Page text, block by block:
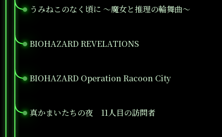
うみねこのなく頃に ～魔女と推理の輪舞曲～
●
BIOHAZARD REVELATIONS
●
BIOHAZARD Operation Racoon City
●
真かまいたちの夜 11人目の訪問者
●